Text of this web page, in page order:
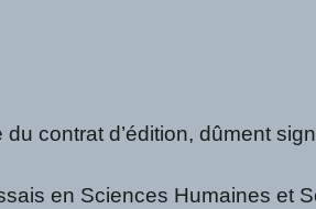
contrat d’édition, dûment
en Sciences Humaines